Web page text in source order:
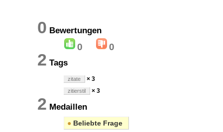
0 Bewertungen
0 0
2 Tags
zitate × 3
zitierstil × 3
2 Medaillen
● Beliebte Frage